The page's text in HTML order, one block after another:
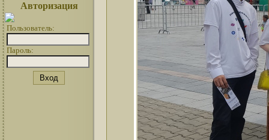
Авторизация
Пользователь:
Пароль: